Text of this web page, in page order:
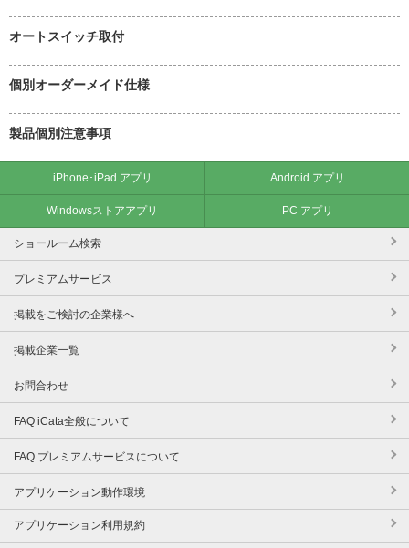
オートスイッチ取付
個別オーダーメイド仕様
製品個別注意事項
iPhone･iPad アプリ Android アプリ
Windowsストアアプリ PC アプリ
ショールーム検索
プレミアムサービス
掲載をご検討の企業様へ
掲載企業一覧
お問合わせ
FAQ iCata全般について
FAQ プレミアムサービスについて
アプリケーション動作環境
アプリケーション利用規約